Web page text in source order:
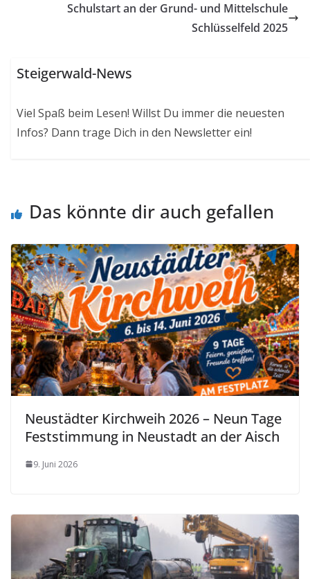
Schulstart an der Grund- und Mittelschule
Schlüsselfeld 2025
Steigerwald-News
Viel Spaß beim Lesen! Willst Du immer die neuesten
Infos? Dann trage Dich in den Newsletter ein!
Das könnte dir auch gefallen
Neustädter Kirchweih 2026 – Neun Tage
Feststimmung in Neustadt an der Aisch
9. Juni 2026